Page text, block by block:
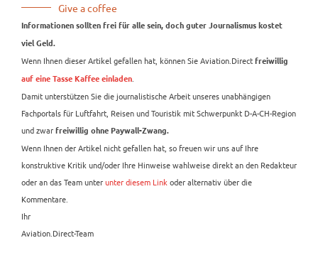
Give a coffee
Informationen sollten frei für alle sein, doch guter Journalismus kostet
viel Geld.
Wenn Ihnen dieser Artikel gefallen hat, können Sie Aviation.Direct freiwillig
auf eine Tasse Kaffee einladen
Damit unterstützen Sie die journalistische Arbeit unseres unabhängigen
Fachportals für Luftfahrt, Reisen und Touristik mit Schwerpunkt D-A-CH-Region
und zwar freiwillig ohne Paywall-Zwang.
Wenn Ihnen der Artikel nicht gefallen hat, so freuen wir uns auf Ihre
konstruktive Kritik und/oder Ihre Hinweise wahlweise direkt an den Redakteur
oder an das Team unterunter diesem Link oder alternativ über die
Kommentare.
Ihr
Aviation.Direct-Team